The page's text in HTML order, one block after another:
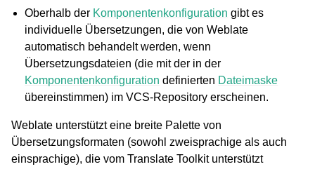
navigation of Konfigurationsanweisungen
Oberhalb der Komponentenkonfiguration gibt es
individuelle Übersetzungen, die von Weblate
automatisch behandelt werden, wenn
Übersetzungsdateien (die mit der in der
Komponentenkonfiguration definierten Dateimaske
übereinstimmen) im VCS-Repository erscheinen.
Weblate unterstützt eine breite Palette von
Übersetzungsformaten (sowohl zweisprachige als auch
einsprachige), die vom Translate Toolkit unterstützt